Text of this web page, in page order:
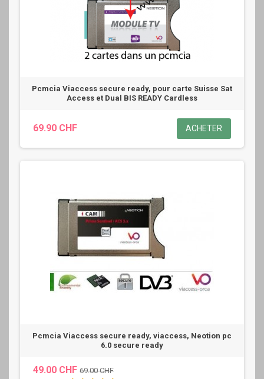
Pcmcia Viaccess secure ready, pour carte Suisse Sat
Access et Dual BIS READY Cardless
69.90 CHF ACHETER
Pcmcia Viaccess secure ready, viaccess, Neotion pc
6.0 secure ready
49.00 CHF 69.00 CHF